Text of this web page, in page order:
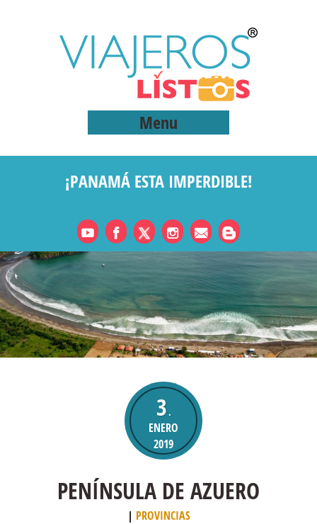
Menu
¡PANAMÁ ESTA IMPERDIBLE!
3.
ENERO
2019
PENÍNSULA DE AZUERO
PROVINCIAS